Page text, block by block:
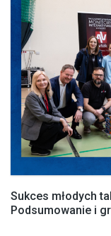
Sukces młodych
Podsumowanie i